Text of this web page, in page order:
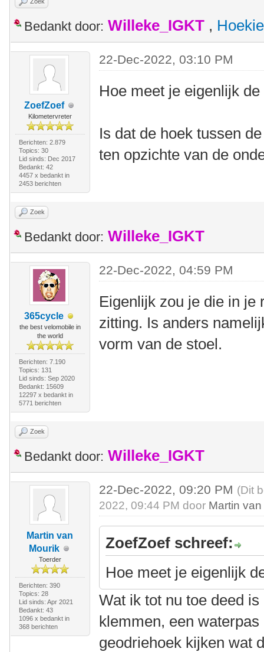
Bedankt door: Willeke_IGKT , Hoekie
ZoefZoef
Kilometervreter
Berichten: 2.879
Topics: 30
Lid sinds: Dec 2017
Bedankt: 42
4457 x bedankt in
2453 berichten
22-Dec-2022, 03:10 PM
Hoe meet je eigenlijk
Is dat de hoek tussen
ten opzichte van de
Zoek
Bedankt door: Willeke_IGKT
365cycle
the best velomobile in
the world
Berichten: 7.190
Topics: 131
Lid sinds: Sep 2020
Bedankt: 15609
12297 x bedankt in
5771 berichten
22-Dec-2022, 04:59 PM
Eigenlijk zou je die in je
zitting. Is anders
vorm van de stoel.
Zoek
Bedankt door: Willeke_IGKT
Martin van
Mourik
Toerder
Berichten: 390
Topics: 28
Lid sinds: Apr 2021
Bedankt: 43
1096 x bedankt in
368 berichten
22-Dec-2022, 09:20 PM (Dit
2022, 09:44 PM door Martin
ZoefZoef schreef:
Hoe meet je eigenlijk
Wat ik tot nu toe deed
klemmen, een
geodriehoek kijken wat